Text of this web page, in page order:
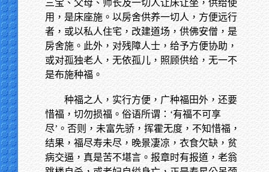
三宝、父母、师长及一切人让床让坐，供给使
用，是床座施。以房舍供养一切人，方便远行
者，或以私人住宅，改建道场，供佛安僧，是
房舍施。此外，对残障人士，给予方便协助，
或对孤独老人，无依孤儿，照顾供给，无一不
是布施种福。
种福之人，实行方便，广种福田外，还要
惜福，切勿损福。俗语所谓：‘有福不可享
尽’。否则，未富先骄，挥霍无度，不知惜福，
结果，福尽寿未尽，晚景凄凉，衣食欠缺，贫
病交逼，真是苦不堪言。报章时有报道，老翁